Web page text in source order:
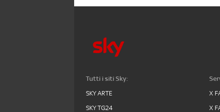
Tutti i siti Sky:
SKY ARTE
SKY TG24
X
X